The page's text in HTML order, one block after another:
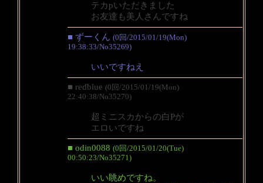
テカpいただきました
お友達も美人さんですね
■ ずーくん (0回/2015/01/19(Mon)
19:38:33/No35269)
いいですねえ
■ redblue (0回/2015/01/19(Mon)
22:40:38/No35270)
超ミニスカからの白Pが
エロいですね
■ odin0088 (0回/2015/01/20(Tue)
00:50:23/No35271)
いい眺めですね。